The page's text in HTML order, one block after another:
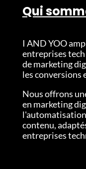
Qui
I AND YOO
entreprises
de marketing
les conversions
Nousoffrons
en marketing
contenu,
entreprises